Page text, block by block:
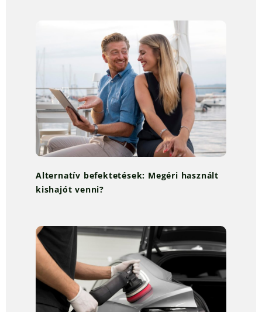
Alternatív befektetések: Megéri használt
kishajót venni?